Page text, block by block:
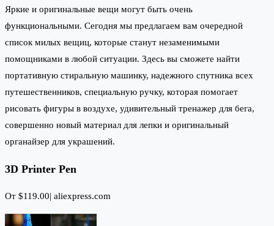
Яркие и оригинальные вещи могут быть очень
функциональными. Сегодня мы предлагаем вам очередной
список милых вещиц, которые станут незаменимыми
помощниками в любой ситуации. Здесь вы сможете найти
портативную стиральную машинку, надежного спутника всех
путешественников, специальную ручку, которая помогает
рисовать фигуры в воздухе, удивительный тренажер для бега,
совершенно новый материал для лепки и оригинальный
органайзер для украшений.
3D Printer Pen
От $119.00| aliexpress.com